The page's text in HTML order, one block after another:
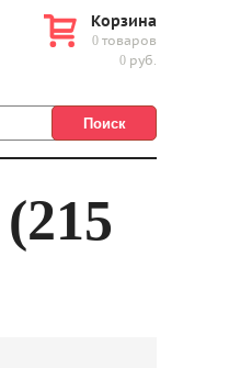
Корзина
0 товаров
0 руб.